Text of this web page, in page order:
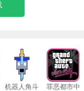
机器人角斗
罪恶都市中